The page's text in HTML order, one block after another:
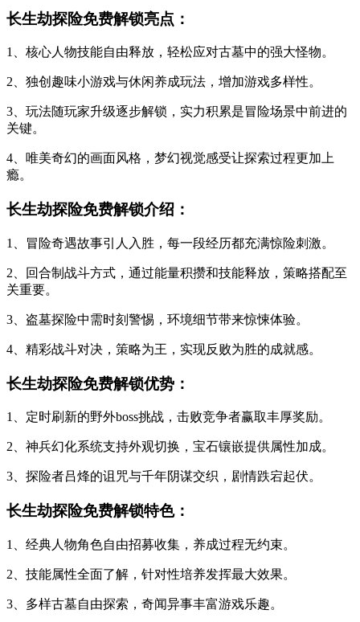
长生劫探险免费解锁亮点：
1、核心人物技能自由释放，轻松应对古墓中的强大怪物。
2、独创趣味小游戏与休闲养成玩法，增加游戏多样性。
3、玩法随玩家升级逐步解锁，实力积累是冒险场景中前进的
关键。
4、唯美奇幻的画面风格，梦幻视觉感受让探索过程更加上
瘾。
长生劫探险免费解锁介绍：
1、冒险奇遇故事引人入胜，每一段经历都充满惊险刺激。
2、回合制战斗方式，通过能量积攒和技能释放，策略搭配至
关重要。
3、盗墓探险中需时刻警惕，环境细节带来惊悚体验。
4、精彩战斗对决，策略为王，实现反败为胜的成就感。
长生劫探险免费解锁优势：
1、定时刷新的野外boss挑战，击败竞争者赢取丰厚奖励。
2、神兵幻化系统支持外观切换，宝石镶嵌提供属性加成。
3、探险者吕烽的诅咒与千年阴谋交织，剧情跌宕起伏。
长生劫探险免费解锁特色：
1、经典人物角色自由招募收集，养成过程无约束。
2、技能属性全面了解，针对性培养发挥最大效果。
3、多样古墓自由探索，奇闻异事丰富游戏乐趣。